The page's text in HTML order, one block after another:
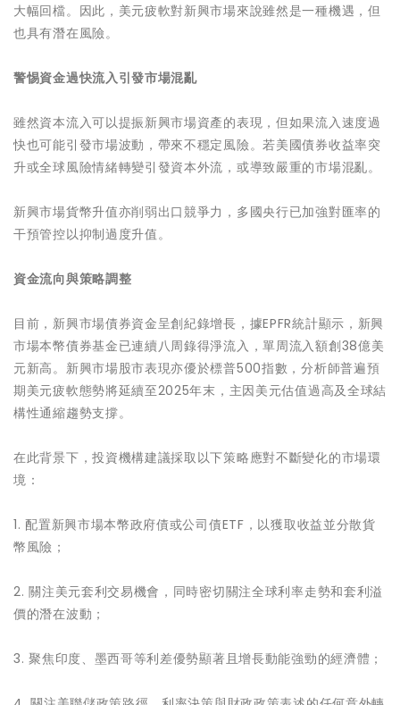
大幅回檔。因此，美元疲軟對新興市場來說雖然是一種機遇，但
也具有潛在風險。
警惕資金過快流入引發市場混亂
雖然資本流入可以提振新興市場資產的表現，但如果流入速度過
快也可能引發市場波動，帶來不穩定風險。若美國債券收益率突
升或全球風險情緒轉變引發資本外流，或導致嚴重的市場混亂。
新興市場貨幣升值亦削弱出口競爭力，多國央行已加強對匯率的
干預管控以抑制過度升值。
資金流向與策略調整
目前，新興市場債券資金呈創紀錄增長，據EPFR統計顯示，新興
市場本幣債券基金已連續八周錄得淨流入，單周流入額創38億美
元新高。新興市場股市表現亦優於標普500指數，分析師普遍預
期美元疲軟態勢將延續至2025年末，主因美元估值過高及全球結
構性通縮趨勢支撐。
在此背景下，投資機構建議採取以下策略應對不斷變化的市場環
境：
1. 配置新興市場本幣政府債或公司債ETF，以獲取收益並分散貨
幣風險；
2. 關注美元套利交易機會，同時密切關注全球利率走勢和套利溢
價的潛在波動；
3. 聚焦印度、墨西哥等利差優勢顯著且增長動能強勁的經濟體；